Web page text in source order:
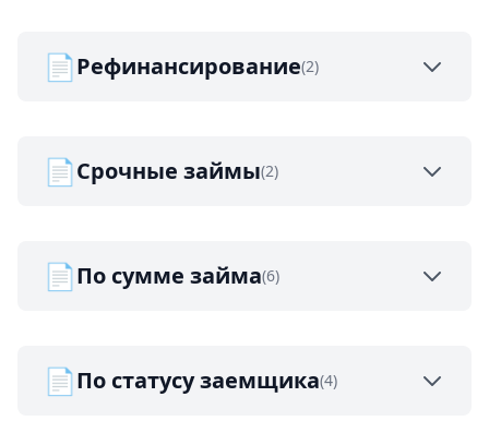
📄Рефинансирование(2)
📄Срочные займы(2)
📄По сумме займа(6)
📄По статусу заемщика(4)